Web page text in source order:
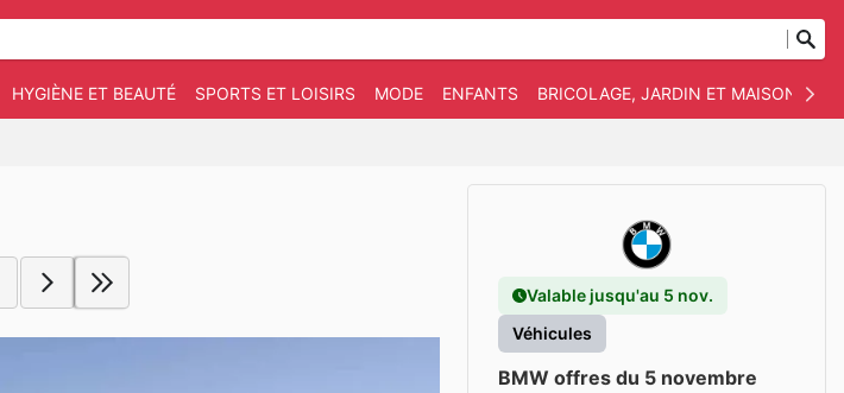
HYGIÈNE ET BEAUTÉ SPORTS ET LOISIRS MODE ENFANTS BRICOLAGE, JARDIN ET MAISON
Valable jusqu'au 5 nov.
Véhicules
BMW offres du 5 novembre